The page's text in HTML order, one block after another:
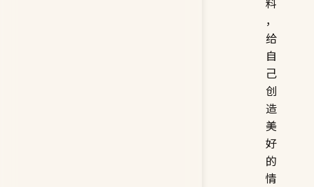
，
给
自
己
创
造
美
好
的
情